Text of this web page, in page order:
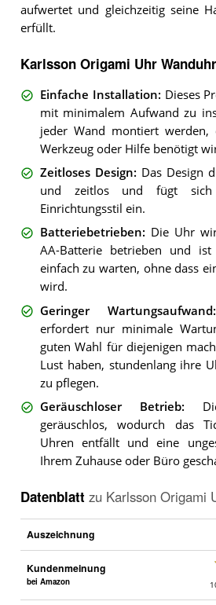
aufwertet und gleichzeitig seine
erfüllt.
Karlsson Origami Uhr
Einfache Installation: Dieses
mit minimalem Aufwand zu
jeder Wand montiert werden,
Werkzeug oder Hilfe benötigt
Zeitloses Design: Das Design
und zeitlos und fügt
Einrichtungsstil ein.
Batteriebetrieben: Die Uhr
AA-Batterie betrieben und
einfach zu warten, ohne dass
wird.
Geringer Wartungsaufwand
erfordert nur minimale
guten Wahl für diejenigen
Lust haben, stundenlang ihre
zu pflegen.
Geräuschloser Betrieb:
geräuschlos, wodurch das
Uhren entfällt und eine
Ihrem Zuhause oder Büro
Datenblatt zu Karlsson Origami
Auszeichnung
Kundenmeinung
bei Amazon